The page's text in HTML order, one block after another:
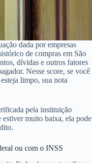
dada por empresas
de compras em São
dívidas e outros fatores
Nesse score, se você
limpo, sua nota
pela instituição
muito baixa, ela pode
ou com o INSS